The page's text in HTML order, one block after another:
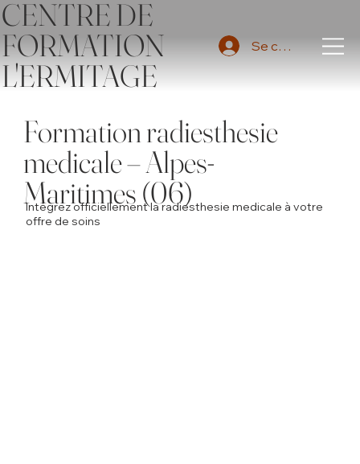
CENTRE DE
FORMATION
L'ERMITAGE
Se connecter
Formation radiesthesie
medicale – Alpes-
Maritimes (06)
Intégrez officiellement la radiesthesie medicale à votre
offre de soins